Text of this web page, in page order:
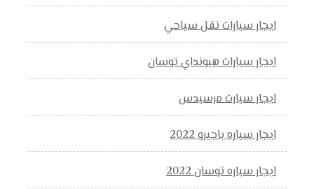
ايجار سيارات نقل سياحي
ايجار سيارات هيونداي توسان
ايجار سيارت مرسيدس
ايجار سياره باجيرو 2022
ايجار سياره توسان 2022